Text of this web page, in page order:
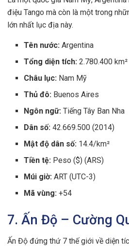
điệu Tango mà còn là một trong
lớn nhất lục địa này.
Tên nước: Argentina
Tổng diện tích: 2.780.400 km²
Châu lục: Nam Mỹ
Thủ đô: Buenos Aires
Ngôn ngữ: Tiếng Tây Ban Nha
Dân số: 42.669.500 (2014)
Mật độ dân số: 14.4/km²
Tiền tệ: Peso ($) (ARS)
Múi giờ: ART (UTC-3)
Mã vùng: +54
7. Ấn Độ – Cường
Ấn Độ đứng thứ 7 thế giới về diện